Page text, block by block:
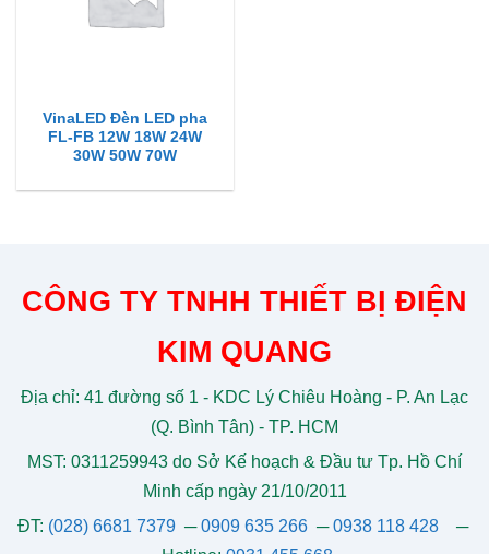
VinaLED Đèn LED pha
FL-FB 12W 18W 24W
30W 50W 70W
CÔNG TY TNHH THIẾT BỊ ĐIỆN
KIM QUANG
Địa chỉ: 41 đường số 1 - KDC Lý Chiêu Hoàng - P. An Lạc
(Q. Bình Tân) - TP. HCM
MST: 0311259943 do Sở Kế hoạch & Đầu tư Tp. Hồ Chí
Minh cấp ngày 21/10/2011
ĐT: (028) 6681 7379 ─0909 635 266─0938 118 428─